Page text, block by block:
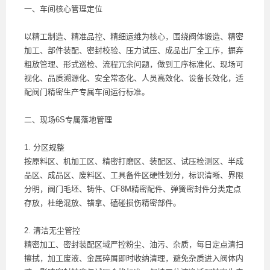
一、车间核心管理定位
以精工制造、精准品控、精细运维为核心，围绕阀体锻造、精密
加工、部件装配、密封校验、压力试压、成品出厂全工序，摒弃
粗放管理、形式巡检、流程冗余问题，做到工序标准化、现场可
视化、品质溯源化、安全常态化、人员高效化、设备长效化，适
配阀门精密生产专属车间运行标准。
二、现场6S专属落地管理
1. 分区规整
按原料区、机加工区、精密打磨区、装配区、试压检测区、半成
品区、成品区、废料区、工具备件区硬性划分，标识清晰、界限
分明，阀门毛坯、铸件、CF8M精密配件、弹簧密封件分类定点
存放，杜绝混放、错拿、磕碰损伤精密部件。
2. 清洁无尘管控
精密加工、密封装配区域严控粉尘、油污、杂质，每日定点清扫
擦拭，加工废液、金属碎屑即时收纳清理，避免杂质进入阀体内